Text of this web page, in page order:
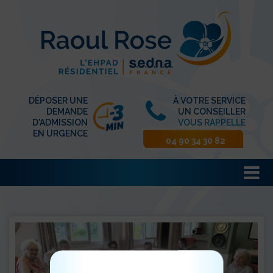
DÉPOSER UNE
DEMANDE
D'ADMISSION
EN URGENCE
À VOTRE SERVICE
UN CONSEILLER
VOUS RAPPELLE
04 90 34 30 82